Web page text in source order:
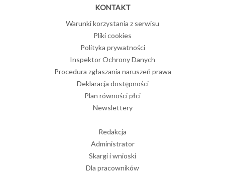
KONTAKT
Warunki korzystania z serwisu
Pliki cookies
Polityka prywatności
Inspektor Ochrony Danych
Procedura zgłaszania naruszeń prawa
Deklaracja dostępności
Plan równości płci
Newslettery
Redakcja
Administrator
Skargi i wnioski
Dla pracowników